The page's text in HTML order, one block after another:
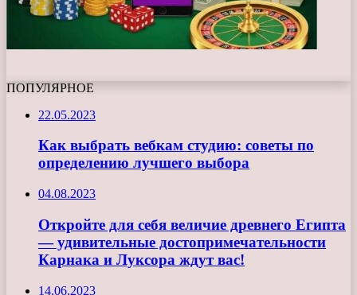
ПОПУЛЯРНОЕ
22.05.2023
Как выбрать вебкам студию: советы по
определению лучшего выбора
04.08.2023
Откройте для себя величие древнего Египта
— удивительные достопримечательности
Карнака и Луксора ждут вас!
14.06.2023